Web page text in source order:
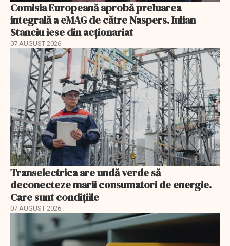
Comisia Europeană aprobă preluarea
integrală a eMAG de către Naspers. Iulian
Stanciu iese din acționariat
07 AUGUST 2026
Transelectrica are undă verde să
deconecteze marii consumatori de energie.
Care sunt condițiile
07 AUGUST 2026